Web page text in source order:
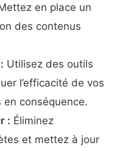
en place un
des contenus
: Utilisez des outils
l’efficacité de vos
conséquence.
: Éliminez
et mettez à jour